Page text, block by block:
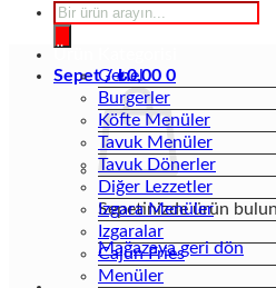
Products
search
Sepet /₺0,00 0
Sepetinizde ürün
Mağazaya geri dön
Genel
Burgerler
Köfte Menüler
Tavuk Menüler
Tavuk Dönerler
Diğer Lezzetler
Izgara Menüler
Izgaralar
Cajun Fries
Menüler